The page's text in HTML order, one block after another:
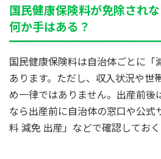
国民健康保険料が免除され
何か手はある？
国民健康保険料は自治体ごとに「
あります。ただし、収入状況や世
め一律ではありません。出産前後
なら出産前に自治体の窓口や公式
料 減免 出産」などで確認しておく